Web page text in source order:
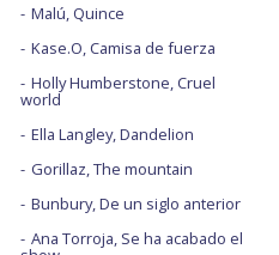
Malú, Quince
Kase.O, Camisa de fuerza
Holly Humberstone, Cruel
world
Ella Langley, Dandelion
Gorillaz, The mountain
Bunbury, De un siglo anterior
Ana Torroja, Se ha acabado el